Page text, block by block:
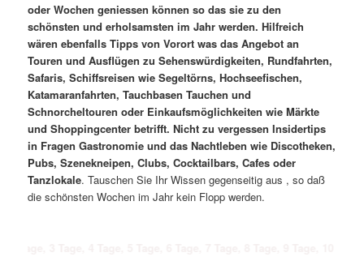
oder Wochen geniessen können so das sie zu den
schönsten und erholsamsten im Jahr werden. Hilfreich
wären ebenfalls Tipps von Vorort was das Angebot an
Touren und Ausflügen zu Sehenswürdigkeiten, Rundfahrten,
Safaris, Schiffsreisen wie Segeltörns, Hochseefischen,
Katamaranfahrten, Tauchbasen Tauchen und
Schnorcheltouren oder Einkaufsmöglichkeiten wie Märkte
und Shoppingcenter betrifft. Nicht zu vergessen Insidertips
in Fragen Gastronomie und das Nachtleben wie Discotheken,
Pubs, Szenekneipen, Clubs, Cocktailbars, Cafes oder
Tanzlokale. Tauschen Sie Ihr Wissen gegenseitig aus , so daß
die schönsten Wochen im Jahr kein Flopp werden.